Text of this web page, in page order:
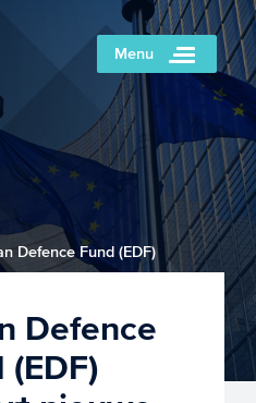
Menu
Defence Fund (EDF)
Defence
(EDF)